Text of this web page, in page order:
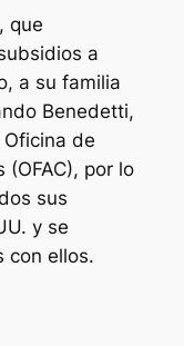
que
a
a su familia
Benedetti,
de
por lo
sus
y se
con ellos.